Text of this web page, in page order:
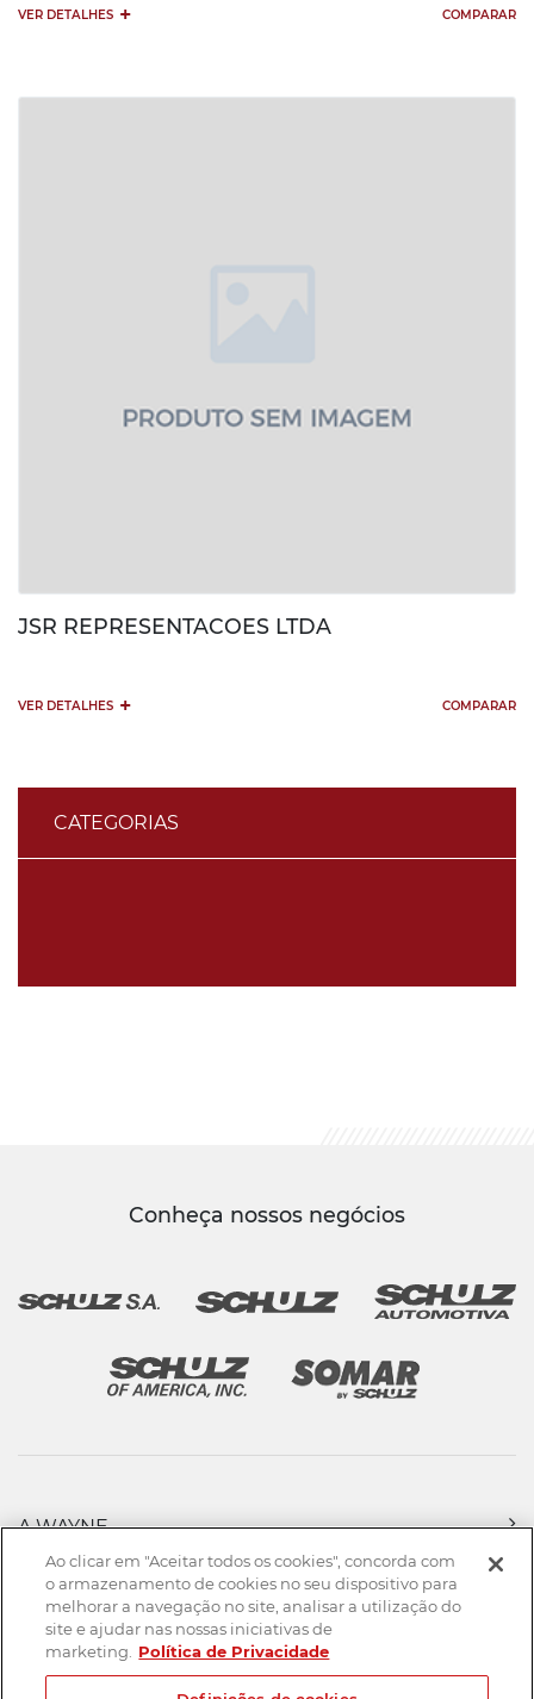
CATEGORIAS
VER DETALHES + COMPARAR
JSR REPRESENTACOES LTDA
VER DETALHES + COMPARAR
Conheça nossos negócios
A WAYNE
PRODUTOS
FORÇA DE VENDAS
ASSISTÊNCIA TÉCNICA
DOWNLOADS
CONTATO
Ao clicar em "Aceitar todos os cookies", concorda com
o armazenamento de cookies no seu dispositivo para
melhorar a navegação no site, analisar a utilização do
site e ajudar nas nossas iniciativas de
marketing.
Política de Privacidade